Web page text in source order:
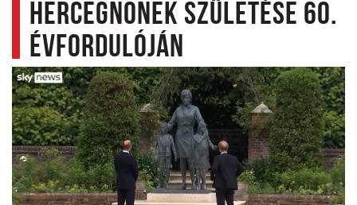
hercegnőnek születése 60.
évfordulóján